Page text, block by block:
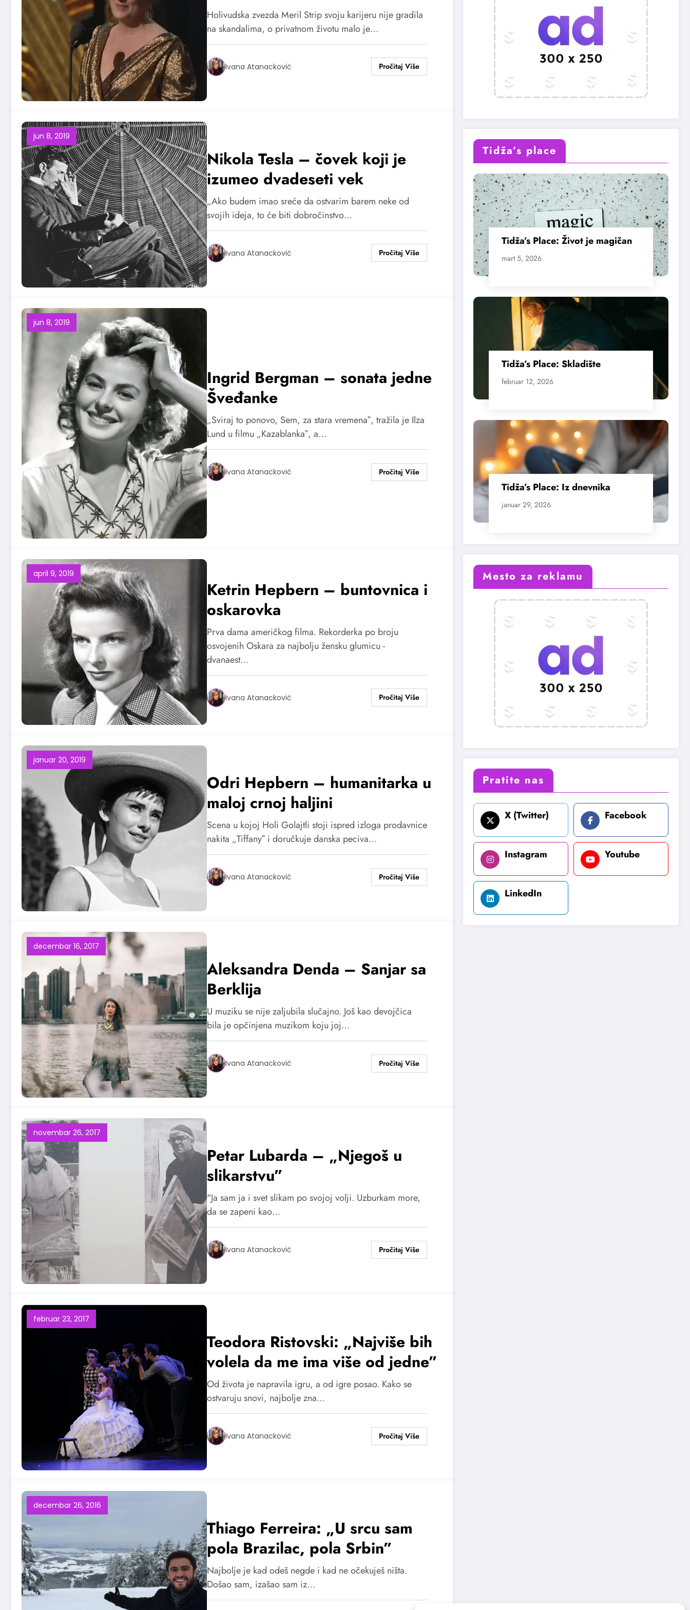
Holivudska zvezda Meril Strip svoju karijeru nije gradila
na skandalima, o privatnom životu malo je…
Ivana Atanacković
jun 8, 2019
Nikola Tesla – čovek koji je
izumeo dvadeseti vek
„Ako budem imao sreće da ostvarim barem neke od
svojih ideja, to će biti dobročinstvo…
Ivana Atanacković
jun 8, 2019
Ingrid Bergman – sonata jedne
Šveđanke
„Sviraj to ponovo, Sem, za stara vremenaˮ, tražila je Ilza
Lund u filmu „Kazablankaˮ, a…
Ivana Atanacković
april 9, 2019
Ketrin Hepbern – buntovnica i
oskarovka
Prva dama američkog filma. Rekorderka po broju
osvojenih Oskara za najbolju žensku glumicu -
dvanaest…
Ivana Atanacković
januar 20, 2019
Odri Hepbern – humanitarka u
maloj crnoj haljini
Scena u kojoj Holi Golajtli stoji ispred izloga prodavnice
nakita „Tiffanyˮ i doručkuje danska peciva…
Ivana Atanacković
decembar 16, 2017
Aleksandra Denda – Sanjar sa
Berklija
U muziku se nije zaljubila slučajno. Još kao devojčica
bila je opčinjena muzikom koju joj…
Ivana Atanacković
novembar 26, 2017
Petar Lubarda – „Njegoš u
slikarstvu”
"Ja sam ja i svet slikam po svojoj volji. Uzburkam more,
da se zapeni kao…
Ivana Atanacković
februar 23, 2017
Teodora Ristovski: „Najviše bih
volela da me ima više od jedne”
Od života je napravila igru, a od igre posao. Kako se
ostvaruju snovi, najbolje zna…
Ivana Atanacković
decembar 26, 2016
Thiago Ferreira: „U srcu sam
pola Brazilac, pola Srbin”
Najbolje je kad odeš negde i kad ne očekuješ ništa.
Došao sam, izašao sam iz…
Tidža’s place
Tidža’s Place: Život je magičan
mart 5, 2026
Tidža’s Place: Skladište
februar 12, 2026
Tidža’s Place: Iz dnevnika
januar 29, 2026
Mesto za reklamu
Pratite nas
X (Twitter) Facebook
Instagram Youtube
LinkedIn